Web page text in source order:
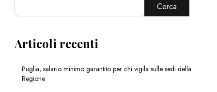
Cerca
Articoli recenti
Puglia, salario minimo garantito per chi vigila sulle sedi della
Regione